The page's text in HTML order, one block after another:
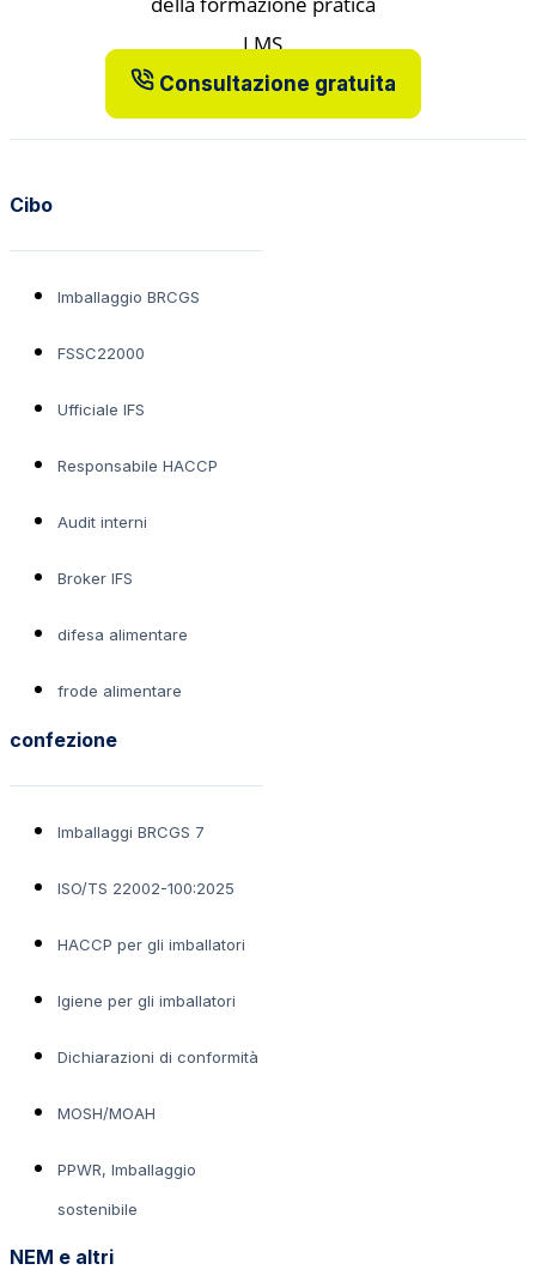
Consultazione gratuita
Cibo
Imballaggio BRCGS
FSSC22000
Ufficiale IFS
Responsabile HACCP
Audit interni
Broker IFS
difesa alimentare
frode alimentare
confezione
Imballaggi BRCGS 7
ISO/TS 22002-100:2025
HACCP per gli imballatori
Igiene per gli imballatori
Dichiarazioni di conformità
MOSH/MOAH
PPWR, Imballaggio
sostenibile
NEM e altri